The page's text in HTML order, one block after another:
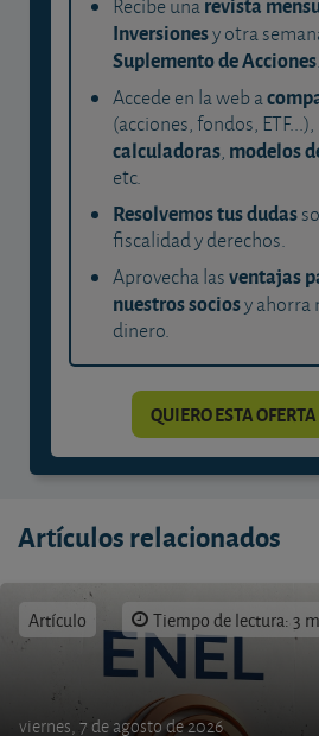
Recibe una
Inversionesy otra
Suplemento de Acciones.
Accede en la web a
(acciones, fondos, ETF...),
calculadoras, modelos
etc.
Resolvemos tus dudas
fiscalidad y derechos.
Aprovecha lasventajas
nuestros sociosy ahorra
dinero.
QUIERO ESTA
Artículos relacionados
Artículo Tiempo de lectura: 3
viernes, 7 de agosto de 2026